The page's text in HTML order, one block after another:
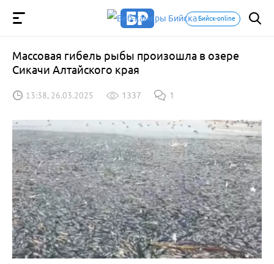
Бийск-online
Массовая гибель рыбы произошла в озере
Сикачи Алтайского края
13:38, 26.03.2025 1337 1